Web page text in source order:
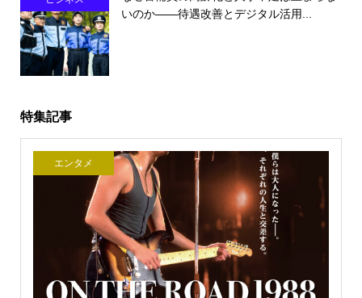
いのか――待遇改善とデジタル活用...
特集記事
エンタメ